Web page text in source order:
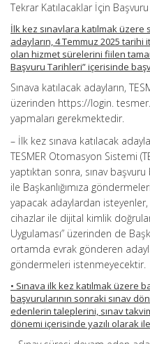
Tekrar Katılacaklar İçin
İlk kez sınavlara katılmak
adayların, 4 Temmuz 2025 tarihi
olan hizmet sürelerini fiilen
Başvuru Tarihleri” içerisinde
Sınava katılacak adayların,
üzerinden https://login.
yapmaları gerekmektedir.
– İlk kez sınava katılacak
TESMER Otomasyon Sistemi
yaptıktan sonra, sınav
ile Başkanlığımıza
yapacak adaylardan
cihazlar ile dijital kimlik
Uygulaması” üzerinden de
ortamda evrak gönderen
göndermeleri istenmeyecektir.
• Sınava ilk kez katılmak üzere
başvurularının sonraki sınav
edenlerin taleplerini, sınav
dönemi içerisinde yazılı olarak